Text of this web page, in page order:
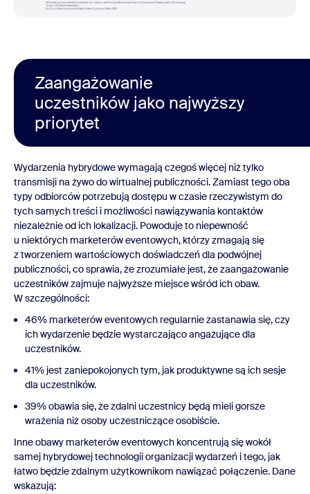
Zaangażowanie
uczestników jako najwyższy
priorytet
Wydarzenia hybrydowe wymagają czegoś więcej niż tylko
transmisji na żywo do wirtualnej publiczności. Zamiast tego oba
typy odbiorców potrzebują dostępu w czasie rzeczywistym do
tych samych treści i możliwości nawiązywania kontaktów
niezależnie od ich lokalizacji. Powoduje to niepewność
u niektórych marketerów eventowych, którzy zmagają się
z tworzeniem wartościowych doświadczeń dla podwójnej
publiczności, co sprawia, że zrozumiałe jest, że zaangażowanie
uczestników zajmuje najwyższe miejsce wśród ich obaw.
W szczególności:
46% marketerów eventowych regularnie zastanawia się, czy
ich wydarzenie będzie wystarczająco angażujące dla
uczestników.
41% jest zaniepokojonych tym, jak produktywne są ich sesje
dla uczestników.
39% obawia się, że zdalni uczestnicy będą mieli gorsze
wrażenia niż osoby uczestniczące osobiście.
Inne obawy marketerów eventowych koncentrują się wokół
samej hybrydowej technologii organizacji wydarzeń i tego, jak
łatwo będzie zdalnym użytkownikom nawiązać połączenie. Dane
wskazują: